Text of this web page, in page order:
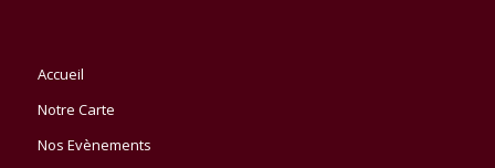
Accueil
Notre Carte
Nos Evènements